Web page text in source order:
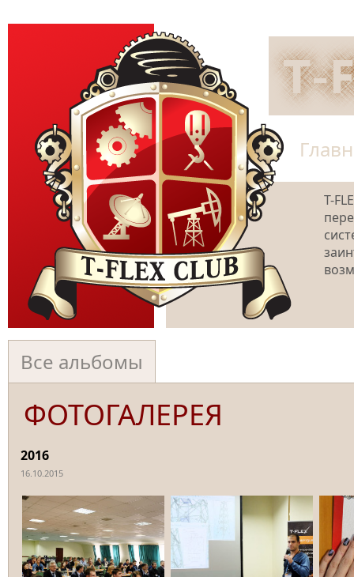
T-
Все альбомы
ФОТОГАЛЕРЕЯ
2016
16.10.2015